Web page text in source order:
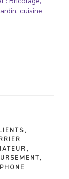
cuisine
,
,
,